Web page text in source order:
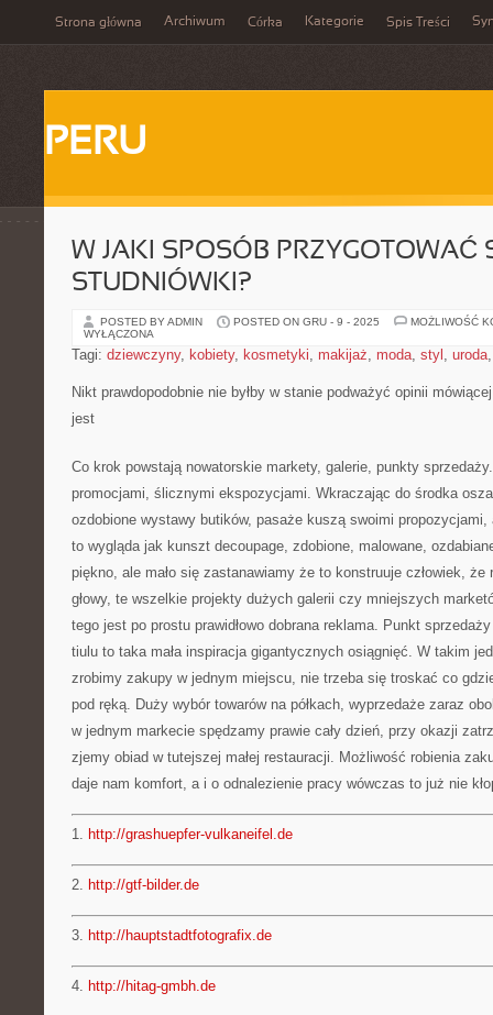
Strona główna Archiwum Córka Kategorie Spis Treści
PERU
W JAKI SPOSÓB PRZYGOTOWAĆ
STUDNIÓWKI?
POSTED BY ADMIN POSTED ON GRU - 9 - 2025
MOŻLIWOŚĆ
WYŁĄCZONA
Tagi: dziewczyny, kobiety, kosmetyki, makijaż, moda, styl , uroda
Nikt prawdopodobnie nie byłby w stanie podważyć opinii
jest
Co krok powstają nowatorskie markety, galerie, punkty
promocjami, ślicznymi ekspozycjami. Wkraczając do środka
ozdobione wystawy butików, pasaże kuszą swoimi
to wygląda jak kunszt decoupage, zdobione, malowane,
piękno, ale mało się zastanawiamy że to konstruuje człowiek, że
głowy, te wszelkie projekty dużych galerii czy mniejszych
tego jest po prostu prawidłowo dobrana reklama. Punkt
tiulu to taka mała inspiracja gigantycznych osiągnięć. W takim
zrobimy zakupy w jednym miejscu, nie trzeba się troskać co
pod ręką. Duży wybór towarów na półkach, wyprzedaże zaraz
w jednym markecie spędzamy prawie cały dzień, przy okazji
zjemy obiad w tutejszej małej restauracji. Możliwość robienia
daje nam komfort, a i o odnalezienie pracy wówczas to już nie
1. http://grashuepfer-vulkaneifel.de
2. http://gtf-bilder.de
3. http://hauptstadtfotografix.de
4. http://hitag-gmbh.de